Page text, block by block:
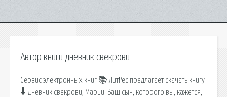
Автор книги дневник свекрови
Сервис электронных книг 📚 ЛитРес предлагает скачать книгу
🠳 Дневник свекрови, Марии. Ваш сын, которого вы, кажется,